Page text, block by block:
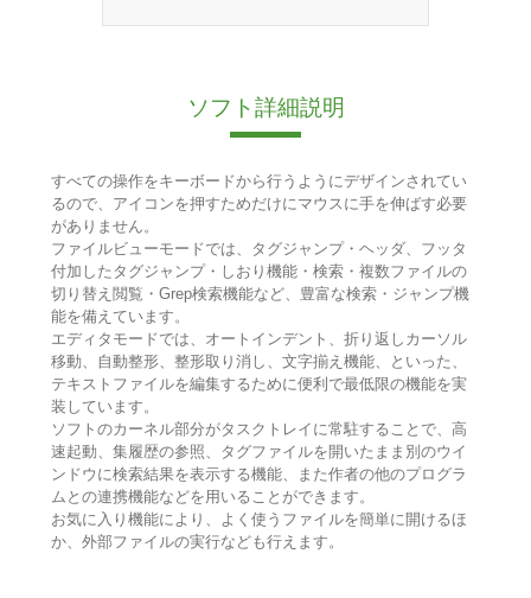
ソフト詳細説明
すべての操作をキーボードから行うようにデザインされてい
るので、アイコンを押すためだけにマウスに手を伸ばす必要
がありません。
ファイルビューモードでは、タグジャンプ・ヘッダ、フッタ
付加したタグジャンプ・しおり機能・検索・複数ファイルの
切り替え閲覧・Grep検索機能など、豊富な検索・ジャンプ機
能を備えています。
エディタモードでは、オートインデント、折り返しカーソル
移動、自動整形、整形取り消し、文字揃え機能、といった、
テキストファイルを編集するために便利で最低限の機能を実
装しています。
ソフトのカーネル部分がタスクトレイに常駐することで、高
速起動、集履歴の参照、タグファイルを開いたまま別のウイ
ンドウに検索結果を表示する機能、また作者の他のプログラ
ムとの連携機能などを用いることができます。
お気に入り機能により、よく使うファイルを簡単に開けるほ
か、外部ファイルの実行なども行えます。